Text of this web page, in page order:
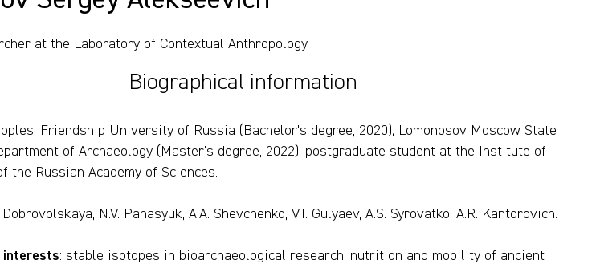
at the Laboratory of Contextual Anthropology
Biographical information
Friendship University of Russia (Bachelor's degree, 2020); Lomonosov Moscow State
of Archaeology (Master's degree, 2022), postgraduate student at the Institute of
the Russian Academy of Sciences.
Dobrovolskaya, N.V. Panasyuk, A.A. Shevchenko, V.I. Gulyaev, A.S. Syrovatko, A.R. Kantorovich.
interests: stable isotopes in bioarchaeological research, nutrition and mobility of ancient